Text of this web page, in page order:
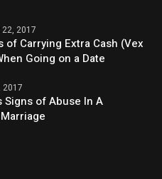
22, 2017
of Carrying Extra Cash (Vex
Going on a Date
2017
Signs of Abuse In A